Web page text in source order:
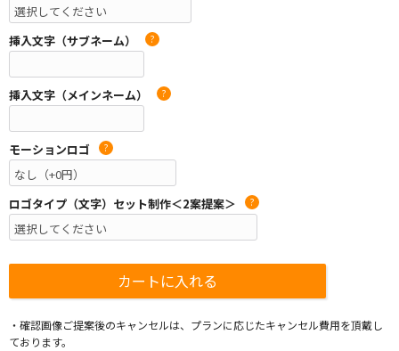
挿入文字（サブネーム） ?
挿入文字（メインネーム） ?
モーションロゴ ?
ロゴタイプ（文字）セット制作＜2案提案＞ ?
・確認画像ご提案後のキャンセルは、プランに応じたキャンセル費用を頂戴し
ております。